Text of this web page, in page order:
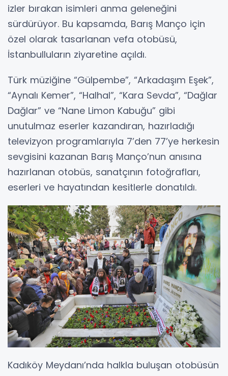
izler bırakan isimleri anma geleneğini
sürdürüyor. Bu kapsamda, Barış Manço için
özel olarak tasarlanan vefa otobüsü,
İstanbulluların ziyaretine açıldı.
Türk müziğine “Gülpembe”, “Arkadaşım Eşek”,
“Aynalı Kemer”, “Halhal”, “Kara Sevda”, “Dağlar
Dağlar” ve “Nane Limon Kabuğu” gibi
unutulmaz eserler kazandıran, hazırladığı
televizyon programlarıyla 7’den 77’ye herkesin
sevgisini kazanan Barış Manço’nun anısına
hazırlanan otobüs, sanatçının fotoğrafları,
eserleri ve hayatından kesitlerle donatıldı.
Kadıköy Meydanı’nda halkla buluşan otobüsün